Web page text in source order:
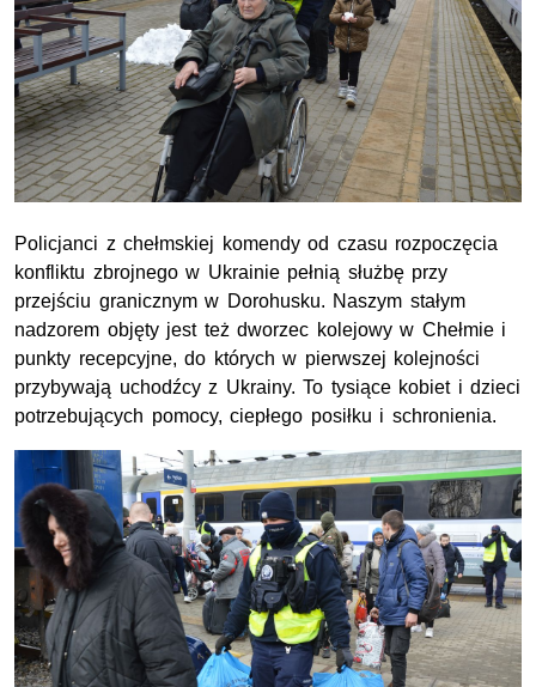
Policjanci z chełmskiej komendy od czasu rozpoczęcia
konfliktu zbrojnego w Ukrainie pełnią służbę przy
przejściu granicznym w Dorohusku. Naszym stałym
nadzorem objęty jest też dworzec kolejowy w Chełmie i
punkty recepcyjne, do których w pierwszej kolejności
przybywają uchodźcy z Ukrainy. To tysiące kobiet i dzieci
potrzebujących pomocy, ciepłego posiłku i schronienia.